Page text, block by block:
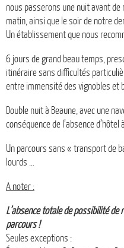
nous passerons une nuit avant
matin, ainsi que le soir de notre
Un établissement que nous
6 jours de grand beau temps,
itinéraire sans difficultés
entre immensité des vignobles et
Double nuit à Beaune, avec une
conséquence de l’absence
Un parcours sans « transport de
lourds …
A noter :
L’absence totale de possibilité
parcours !
Seules exceptions :